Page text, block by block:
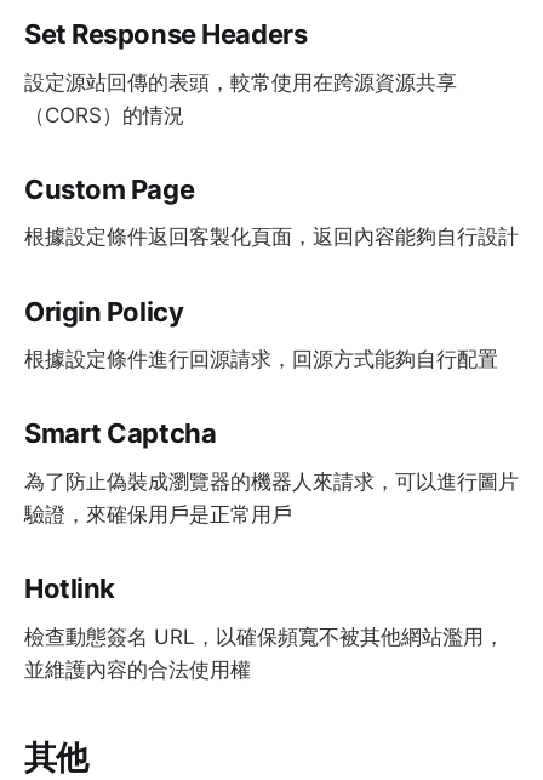
Set Response Headers
設定源站回傳的表頭，較常使用在跨源資源共享
（CORS）的情況
Custom Page
根據設定條件返回客製化頁面，返回內容能夠自行設計
Origin Policy
根據設定條件進行回源請求，回源方式能夠自行配置
Smart Captcha
為了防止偽裝成瀏覽器的機器人來請求，可以進行圖片
驗證，來確保用戶是正常用戶
Hotlink
檢查動態簽名 URL，以確保頻寬不被其他網站濫用，
並維護內容的合法使用權
其他